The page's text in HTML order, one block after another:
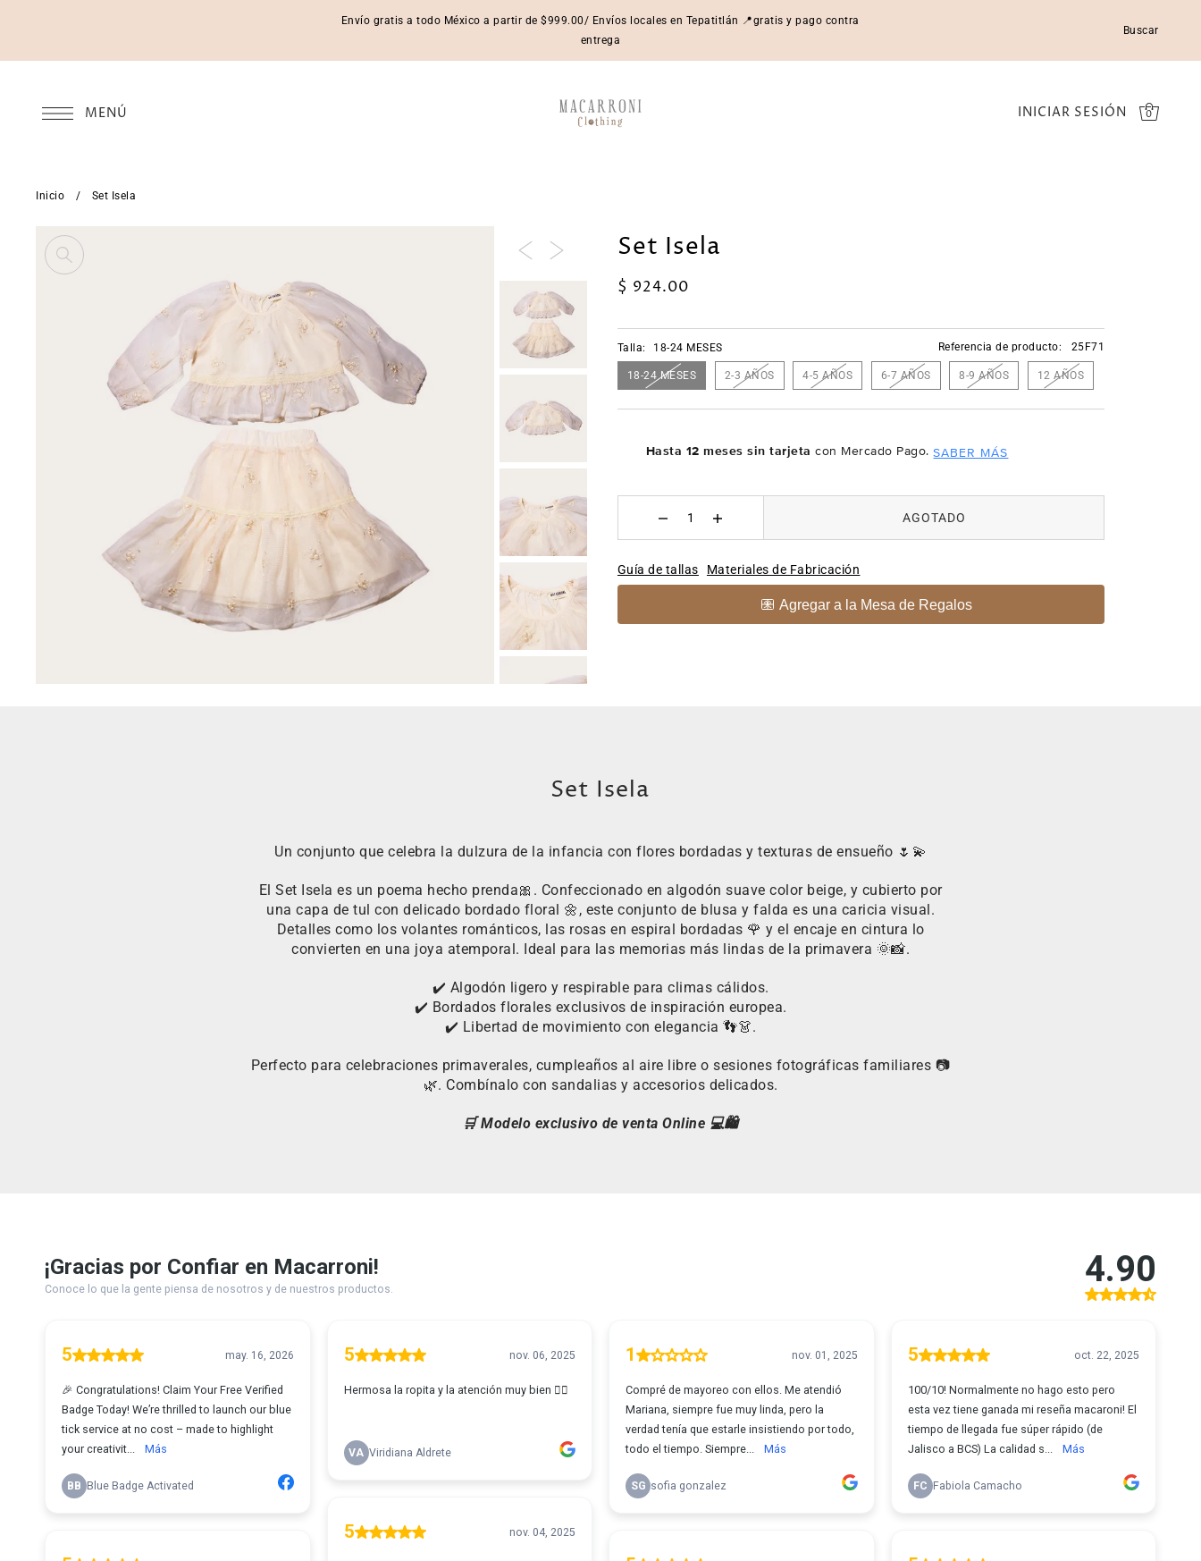
Envío gratis a todo México a partir de $999.00/ Envíos locales en Tepatitlán 📍gratis y pago contra
entrega
Buscar
MENÚ INICIAR SESIÓN 0
Inicio / Set Isela
Set Isela
$ 924.00
Referencia de producto: 25F71
Talla: 18-24 MESES
18-24 MESES 2-3 AÑOS 4-5 AÑOS 6-7 AÑOS 8-9 AÑOS 12 AÑOS
Hasta 12 meses sin tarjeta con Mercado Pago.SABER MÁS
AGOTADO
Guía de tallas Materiales de Fabricación
Set Isela
Un conjunto que celebra la dulzura de la infancia con flores bordadas y texturas de ensueño 🌷💫
El Set Isela es un poema hecho prenda🎀. Confeccionado en algodón suave color beige, y cubierto por
una capa de tul con delicado bordado floral 🌼, este conjunto de blusa y falda es una caricia visual.
Detalles como los volantes románticos, las rosas en espiral bordadas 🌹 y el encaje en cintura lo
convierten en una joya atemporal. Ideal para las memorias más lindas de la primavera 🌞📸.
✔️ Algodón ligero y respirable para climas cálidos.
✔️ Bordados florales exclusivos de inspiración europea.
✔️ Libertad de movimiento con elegancia 👣👗.
Perfecto para celebraciones primaverales, cumpleaños al aire libre o sesiones fotográficas familiares 📷
🌿. Combínalo con sandalias y accesorios delicados.
🛒 Modelo exclusivo de venta Online 💻🛍️